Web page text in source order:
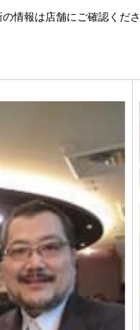
情報は店舗にご確認くださ